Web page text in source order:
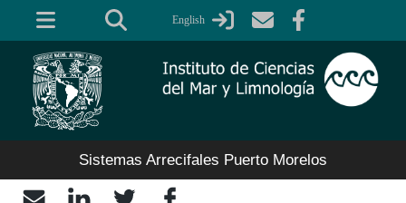
English
Sistemas Arrecifales Puerto Morelos